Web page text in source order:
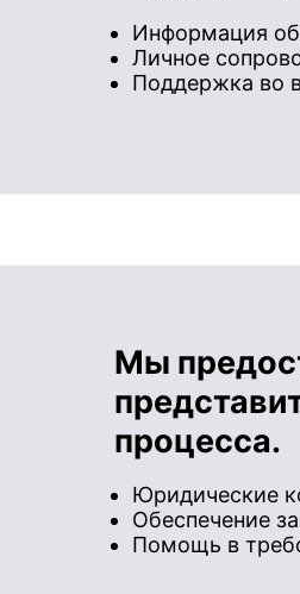
Информация
Личное
Поддержка во
Мы
процесса.
Юридические
Обеспечение
Помощь в